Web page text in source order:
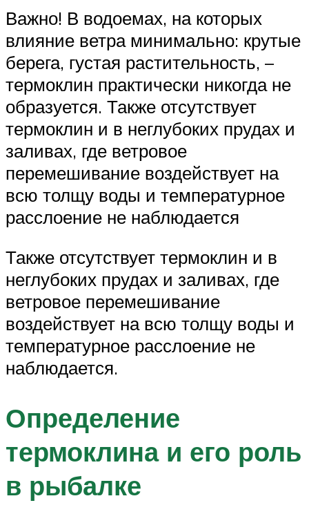
Важно! В водоемах, на которых
влияние ветра минимально: крутые
берега, густая растительность, –
термоклин практически никогда не
образуется. Также отсутствует
термоклин и в неглубоких прудах и
заливах, где ветровое
перемешивание воздействует на
всю толщу воды и температурное
расслоение не наблюдается
Также отсутствует термоклин и в
неглубоких прудах и заливах, где
ветровое перемешивание
воздействует на всю толщу воды и
температурное расслоение не
наблюдается.
Определение
термоклина и его роль
в рыбалке